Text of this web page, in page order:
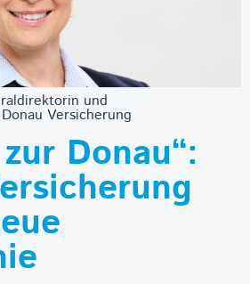
und
Versicherung
Donau“: